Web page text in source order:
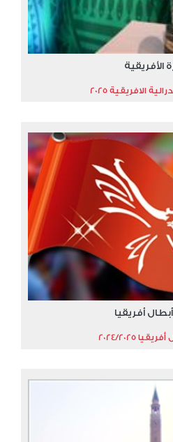
الأفريقية
الافريقية 2025
أفريقيا
2024/2025